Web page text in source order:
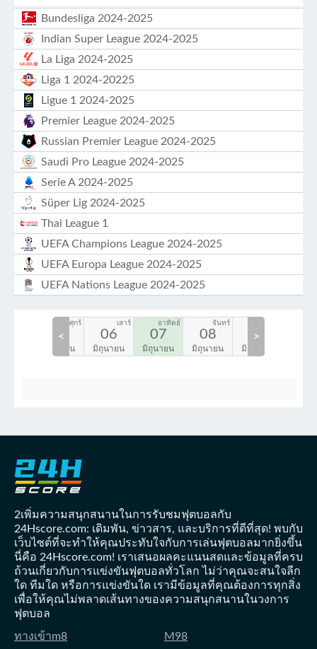
Bundesliga 2024-2025
Indian Super League 2024-2025
La Liga 2024-2025
Liga 1 2024-20225
Ligue 1 2024-2025
Premier League 2024-2025
Russian Premier League 2024-2025
Saudi Pro League 2024-2025
Serie A 2024-2025
Süper Lig 2024-2025
Thai League 1
UEFA Champions League 2024-2025
UEFA Europa League 2024-2025
UEFA Nations League 2024-2025
05
มิถุนายน
ศุกร์
06
มิถุนายน
เสาร์
07
มิถุนายน
อาทิตย์
08
มิถุนายน
จันทร์
09
มิถุนายน
< >
2เพิ่มความสนุกสนานในการรับชมฟุตบอลกับ
24Hscore.com: เดิมพัน, ข่าวสาร, และบริการที่ดีที่สุด! พบกับ
เว็บไซต์ที่จะทำให้คุณประทับใจกับการเล่นฟุตบอลมากยิ่งขึ้น
นี่คือ 24Hscore.com! เราเสนอผลคะแนนสดและข้อมูลที่ครบ
ถ้วนเกี่ยวกับการแข่งขันฟุตบอลทั่วโลก ไม่ว่าคุณจะสนใจลีก
ใด ทีมใด หรือการแข่งขันใด เรามีข้อมูลที่คุณต้องการทุกสิ่ง
เพื่อให้คุณไม่พลาดเส้นทางของความสนุกสนานในวงการ
ฟุตบอล
ทางเข้าm8
M98